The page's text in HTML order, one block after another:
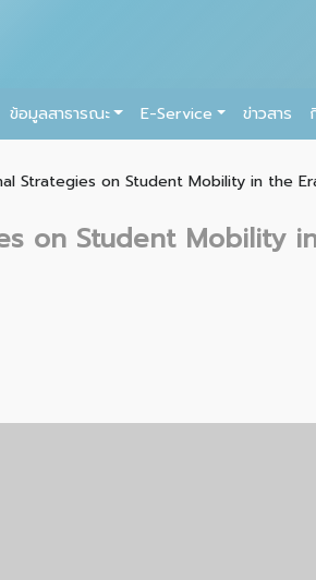
ข้อมูลสาธารณะ E-Service ข่าวสาร
Strategies on Student Mobility in the
on Student Mobility